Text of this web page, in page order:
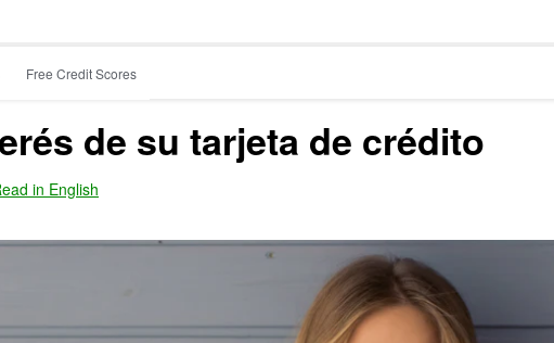
Free Credit Scores
de su tarjeta de crédito
in English